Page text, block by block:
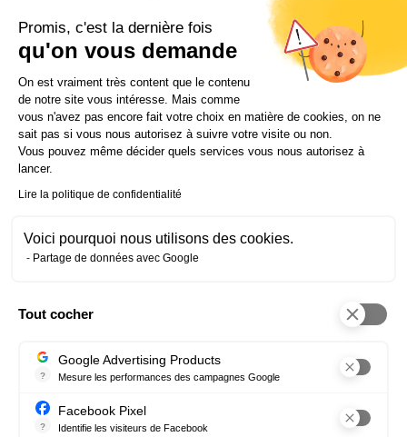
Promis, c'est la dernière fois
qu'on vous demande
Plateforme de Gestion du
On est vraiment très content que le contenu
de notre site vous intéresse. Mais comme
vous n'avez pas encore fait votre choix en matière de cookies, on ne
sait pas si vous nous autorisez à suivre votre visite ou non.
Vous pouvez même décider quels services vous nous autorisez à
lancer.
Lire la politique de confidentialité
Voici pourquoi nous utilisons des cookies.
Partage de données avec Google
Tout cocher
?
Google Advertising Products
Mesure les performances des campagnes Google
?
Facebook Pixel
Identifie les visiteurs de Facebook
Le savoir-être aussi, est un point à
évoquer. Les entreprises y sont sensibles »
Les entreprises vous contactent-
elles ?
Oui bien sûr, cela peut arriver. Souvent, c’est pour
préciser des points administratifs concernant la part
apprenant. Mais cela peut aussi conduire à évoquer
problème à répondre à leurs questions avec
sincérité.
Les entreprises recherchent-
candidats en cette période
COVID ?
L’économie et le monde ne se sont pas arrêtés de